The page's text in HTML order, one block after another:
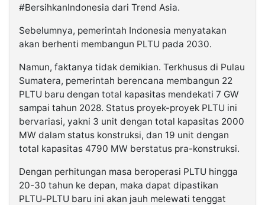
#BersihkanIndonesia dari Trend Asia.
Sebelumnya, pemerintah Indonesia menyatakan
akan berhenti membangun PLTU pada 2030.
Namun, faktanya tidak demikian. Terkhusus di Pulau
Sumatera, pemerintah berencana membangun 22
PLTU baru dengan total kapasitas mendekati 7 GW
sampai tahun 2028. Status proyek-proyek PLTU ini
bervariasi, yakni 3 unit dengan total kapasitas 2000
MW dalam status konstruksi, dan 19 unit dengan
total kapasitas 4790 MW berstatus pra-konstruksi.
Dengan perhitungan masa beroperasi PLTU hingga
20-30 tahun ke depan, maka dapat dipastikan
PLTU-PLTU baru ini akan jauh melewati tenggat